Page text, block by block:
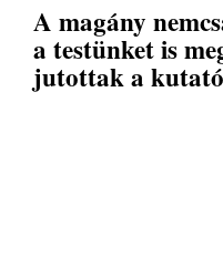
A magány
a testünket is
jutottak a